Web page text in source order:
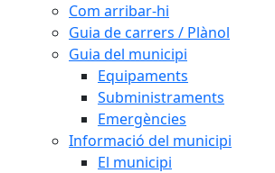
Com arribar-hi
Guia de carrers / Plànol
Guia del municipi
Equipaments
Subministraments
Emergències
Informació del municipi
El municipi